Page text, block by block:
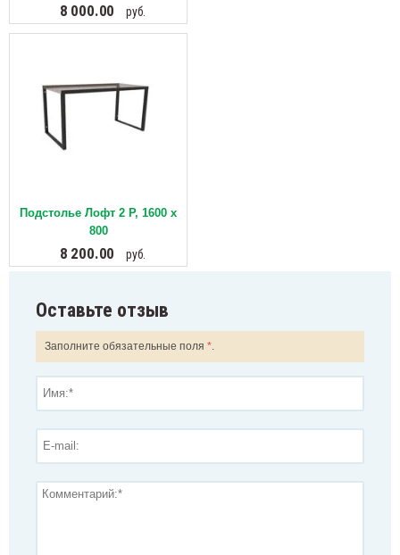
8 000.00 руб.
Подстолье Лофт 2 Р, 1600 х
800
8 200.00 руб.
Оставьте отзыв
Заполните обязательные поля *.